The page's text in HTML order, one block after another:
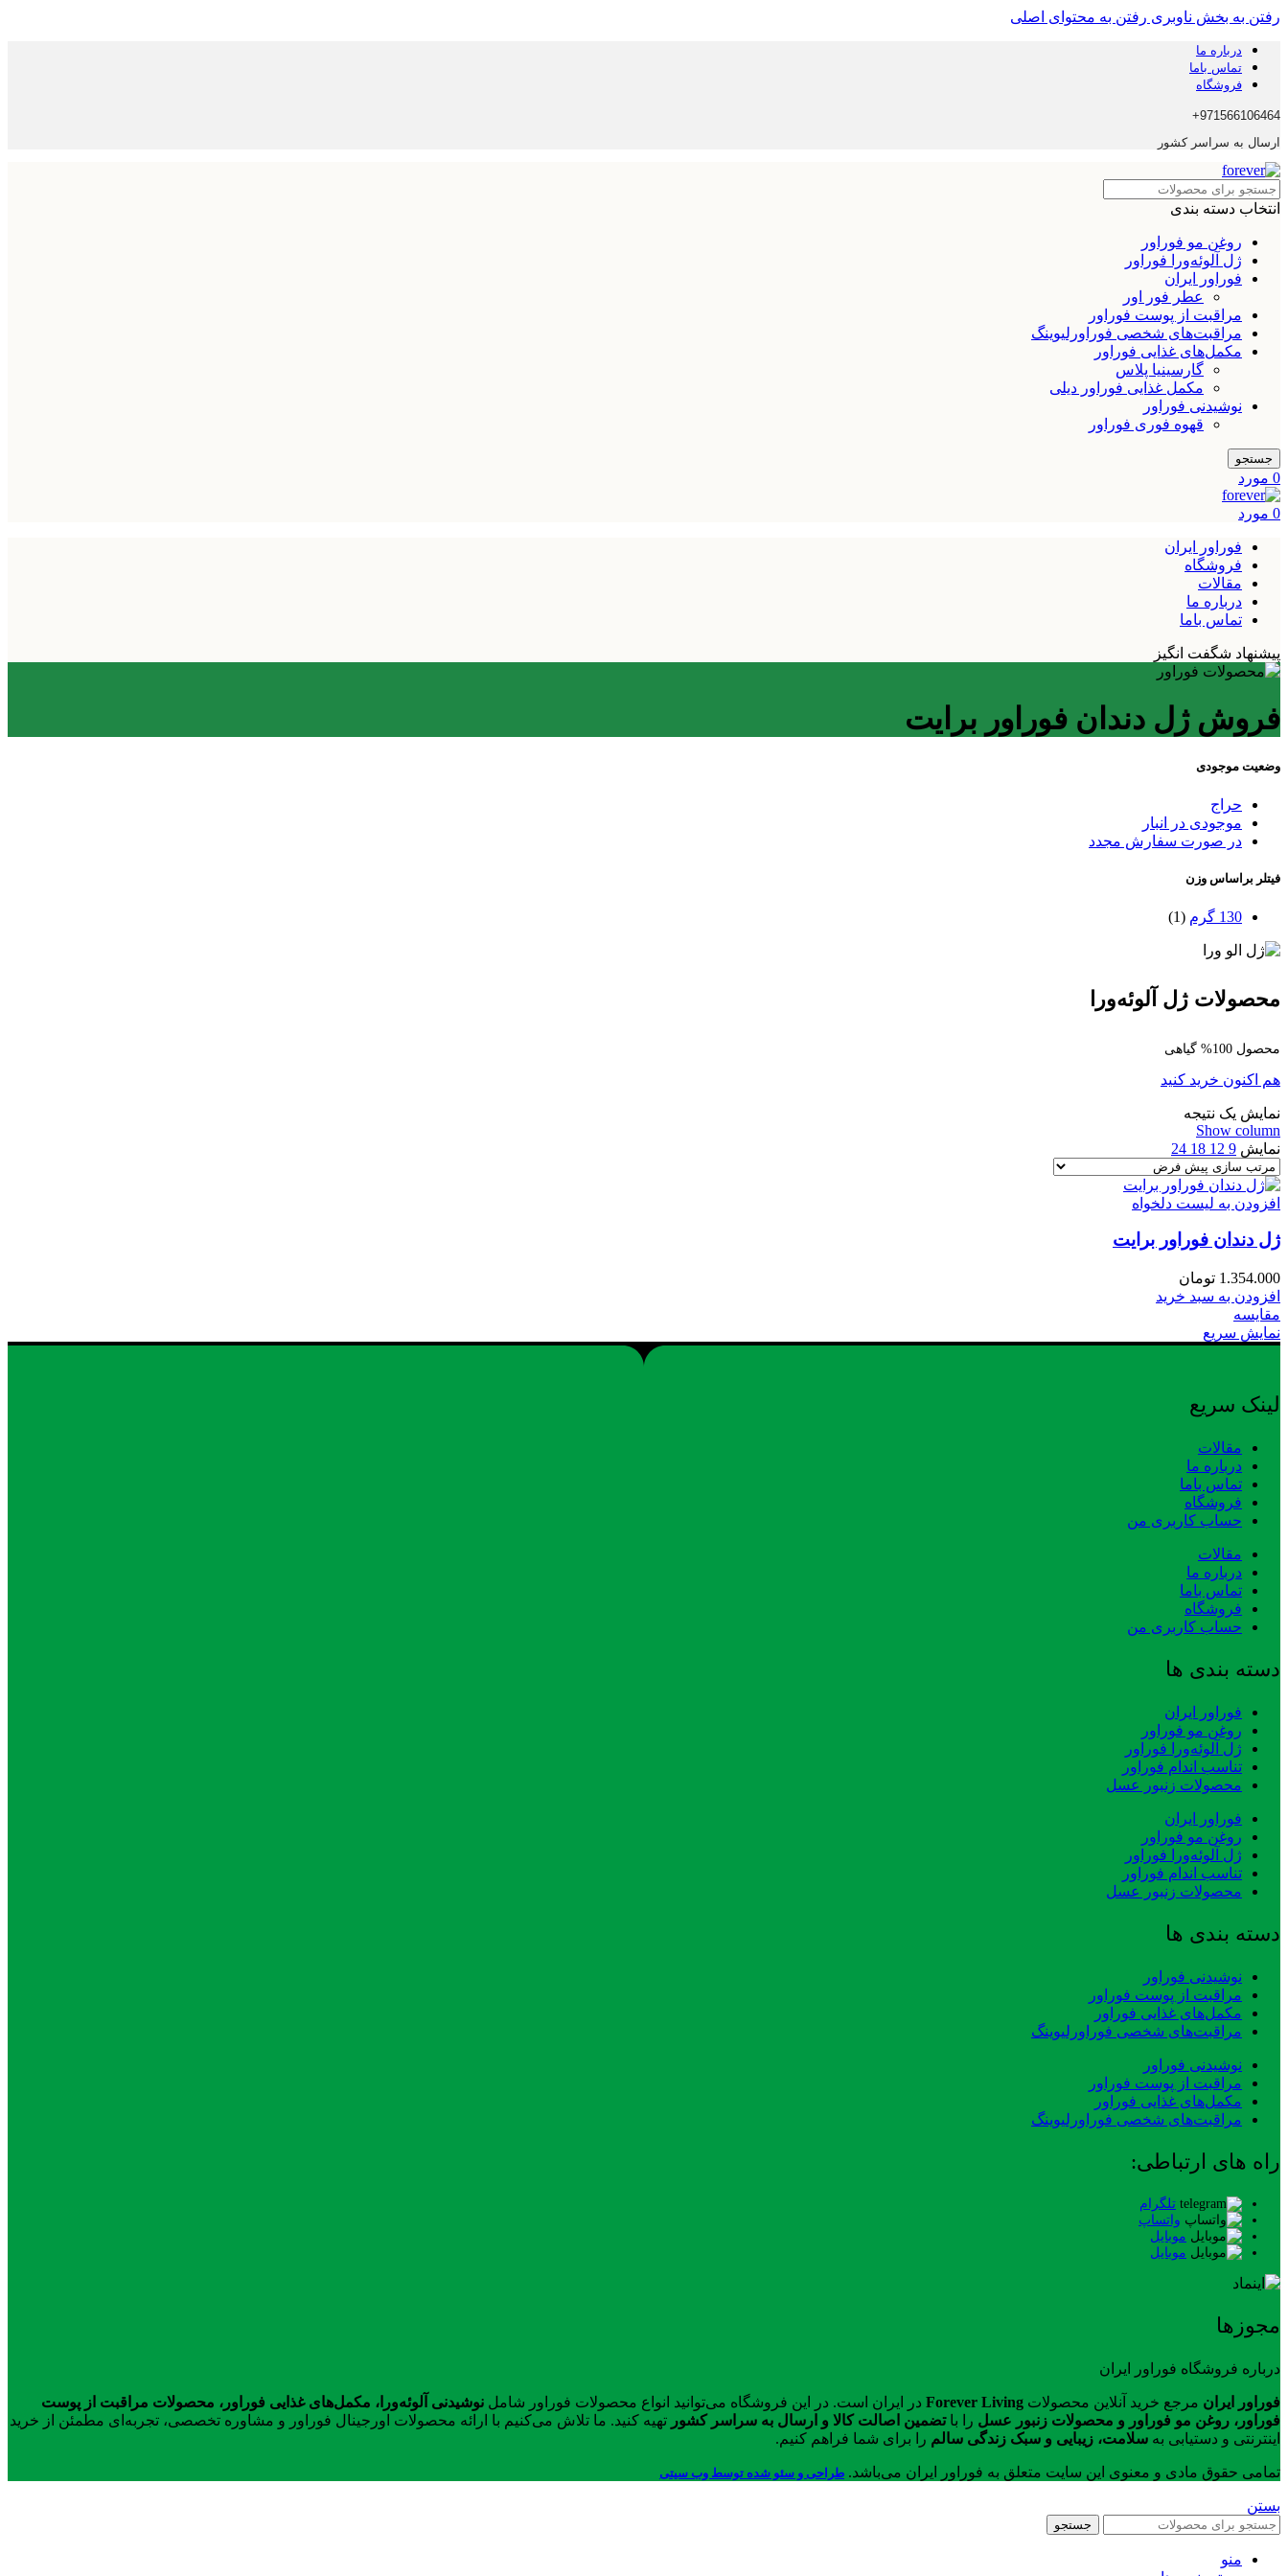
رفتن به بخش ناوبری رفتن به محتوای اصلی
درباره ما
تماس باما
فروشگاه
971566106464+
ارسال به سراسر کشور
انتخاب دسته بندی
روغن مو فوراور
ژل آلوئه‌ورا فوراور
فوراور ایران
عطر فور اور
مراقبت از پوست فوراور
مراقبت‌های شخصی فوراورلیوینگ
مکمل‌های غذایی فوراور
گارسینیا پلاس
مکمل غذایی فوراور دیلی
نوشیدنی فوراور
قهوه فوری فوراور
جستجو
0 مورد
0 مورد
فوراور ایران
فروشگاه
مقالات
درباره ما
تماس باما
پیشنهاد شگفت انگیز
فروش ژل دندان فوراور برایت
وضعیت موجودی
حراج
موجودی در انبار
در صورت سفارش مجدد
فیتلر براساس وزن
130 گرم (1)
محصولات ژل آلوئه‌ورا
محصول 100% گیاهی
هم اکنون خرید کنید
نمایش یک نتیجه
Show column
نمایش 9
12
18
24
افزودن به لیست دلخواه
ژل دندان فوراور برایت
1.354.000 تومان
افزودن به سبد خرید
مقایسه
نمایش سریع
لینک سریع
مقالات
درباره ما
تماس باما
فروشگاه
حساب کاربری من
مقالات
درباره ما
تماس باما
فروشگاه
حساب کاربری من
دسته بندی ها
فوراور ایران
روغن مو فوراور
ژل آلوئه‌ورا فوراور
تناسب اندام فوراور
محصولات زنبور عسل
فوراور ایران
روغن مو فوراور
ژل آلوئه‌ورا فوراور
تناسب اندام فوراور
محصولات زنبور عسل
دسته بندی ها
نوشیدنی فوراور
مراقبت از پوست فوراور
مکمل‌های غذایی فوراور
مراقبت‌های شخصی فوراورلیوینگ
نوشیدنی فوراور
مراقبت از پوست فوراور
مکمل‌های غذایی فوراور
مراقبت‌های شخصی فوراورلیوینگ
راه های ارتباطی:
تلگرام
واتساپ
موبایل
موبایل
مجوزها
درباره فروشگاه فوراور ایران
فوراور ایران مرجع خرید آنلاین محصولات Forever Living در ایران است. در این فروشگاه می‌توانید انواع محصولات فوراور شامل نوشیدنی آلوئه‌ورا، مکمل‌های غذایی فوراور، محصولات مراقبت از پوست
فوراور، روغن مو فوراور و محصولات زنبور عسل را باتضمین اصالت کالا و ارسال به سراسر کشور تهیه کنید. ما تلاش می‌کنیم با ارائه محصولات اورجینال فوراور و مشاوره تخصصی، تجربه‌ای مطمئن از خرید
اینترنتی و دستیابی به سلامت، زیبایی و سبک زندگی سالم را برای شما فراهم کنیم.
تمامی حقوق مادی و معنوی این سایت متعلق به فوراور ایران می‌باشد. طراحی و سئو شده توسط وب سیتی
بستن
جستجو
منو